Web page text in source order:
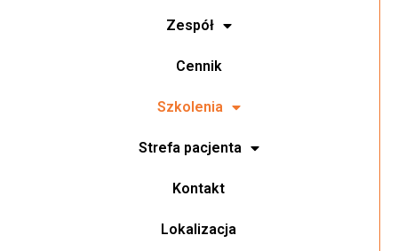
Zespół
Cennik
Szkolenia
Strefa pacjenta
Kontakt
Lokalizacja